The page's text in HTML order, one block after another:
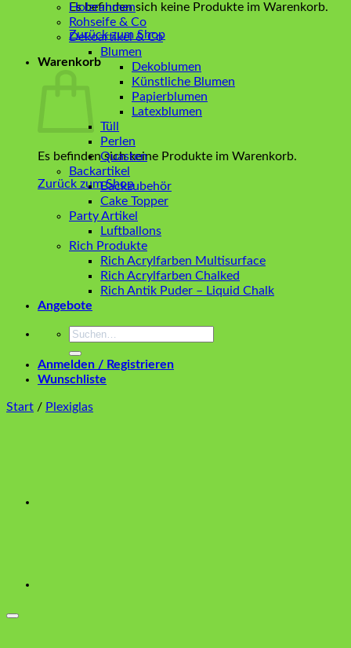
Es befinden sich keine Produkte im Warenkorb.
Zurück zum Shop
Warenkorb
Es befinden sich keine Produkte im Warenkorb.
Zurück zum Shop
Holzrahmen
Rohseife & Co
Dekoartikel & Co
Blumen
Dekoblumen
Künstliche Blumen
Papierblumen
Latexblumen
Tüll
Perlen
Quasten
Backartikel
Backzubehör
Cake Topper
Party Artikel
Luftballons
Rich Produkte
Rich Acrylfarben Multisurface
Rich Acrylfarben Chalked
Rich Antik Puder – Liquid Chalk
Angebote
Suchen
Anmelden / Registrieren
Wunschliste
Start / Plexiglas